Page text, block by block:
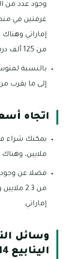
وجود عدد من
إماراتي
من 125 ألف درهم.
إلى ما يقرب من 130 ألف درهم إماراتي في
اتجاه
ملايين، وهناك بعض 2.2 ملايين
إماراتي.
وسائل
الينابيع 14